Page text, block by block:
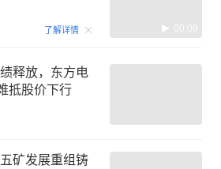
了解详情 00:09
释放，东方电
抵股价下行
矿发展重组铸